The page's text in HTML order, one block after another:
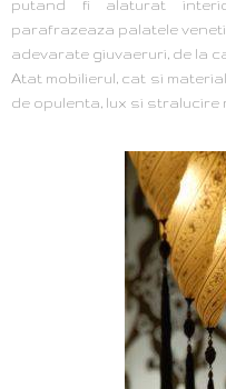
putand fi alaturat
parafrazeaza palatele
adevarate giuvaeruri, de la
Atat mobilierul, cat si
de opulenta, lux si stralucire